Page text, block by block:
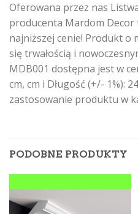
Oferowana przez nas
producenta Mardom Decor
najniższej cenie! Produkt o
się trwałością i
MDB001 dostępna jest w
cm, cm i Długość (+/- 1%):
zastosowanie produktu w
PODOBNE PRODUKTY